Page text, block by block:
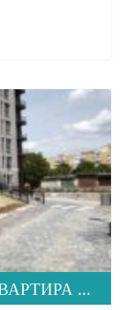
ПРОДАЄТЬСЯ 2-КІМНАТНА КВАРТИРА В М. УЖГОРОД, ВУЛ. ТЛЕХАСА 19, ЖК “WEST TOWERS”